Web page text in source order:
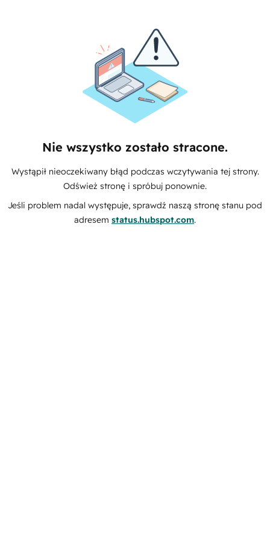
Nie wszystko zostało stracone.
Wystąpił nieoczekiwany błąd podczas wczytywania tej strony.
Odśwież stronę i spróbuj ponownie.
Jeśli problem nadal występuje, sprawdź naszą stronę stanu pod
adresem status.hubspot.com.